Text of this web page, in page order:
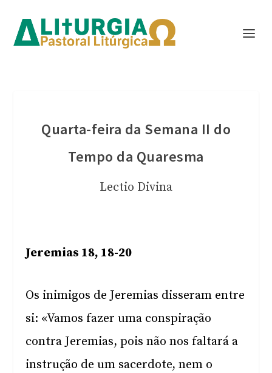
Quarta-feira da Semana II do
Tempo da Quaresma
Lectio Divina
Jeremias 18, 18-20
Os inimigos de Jeremias disseram entre
si: «Vamos fazer uma conspiração
contra Jeremias, pois não nos faltará a
instrução de um sacerdote, nem o